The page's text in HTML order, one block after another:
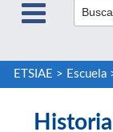
ETSIAE > Escuela
Historia